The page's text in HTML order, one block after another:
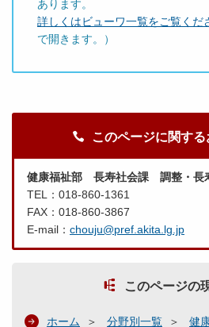
あります。
詳しくはビューワ一覧をご覧くだ
で開きます。）
このページに関す
健康福祉部 長寿社会課 調整・長
TEL：018-860-1361
FAX：018-860-3867
E-mail： chouju@pref.akita.lg.jp
このページの
ホーム 分野別一覧 健